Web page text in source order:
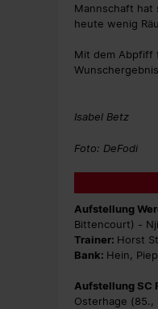
Mannschaft hat
heute wenig
Mit dem Abpfiff
Isabel Betz
Foto: DeFodi
Aufstellung
Bittencourt) -
Trainer: Horst
Bank: Hein,
Aufstellung SC
Osterhage (85.,